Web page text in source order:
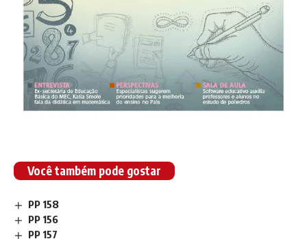
Você também pode gostar
PP 158
PP 156
PP 157